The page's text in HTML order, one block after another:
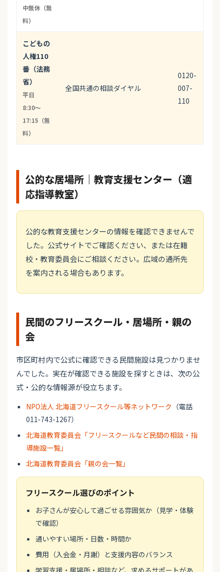
中無休（無
料）
こどもの
人権110
番（法務
省）
平日
8:30〜
17:15（無
料）
全国共通の相談ダイヤル
0120-
007-
110
公的な居場所｜教育支援センター（適
応指導教室）
公的な教育支援センターの情報を確認できませんで
した。公式サイトでご確認ください、または在籍
校・教育委員会にご相談ください。広域の通所先
を案内される場合もあります。
民間のフリースクール・居場所・親の
会
市区町村内で公式に確認できる民間施設は見つかりませ
んでした。実在が確認できる施設を探すときは、次の公
式・公的な情報源が役立ちます。
NPO法人 北海道フリースクール等ネットワーク （電話
011-743-1267）
北海道教育委員会「フリースクールなど民間の相談・指
導施設一覧」
北海道教育委員会「親の会一覧」
フリースクール選びのポイント
お子さんが安心して過ごせる雰囲気か（見学・体験
で確認）
通いやすい場所・日数・時間か
費用（入会金・月謝）と支援内容のバランス